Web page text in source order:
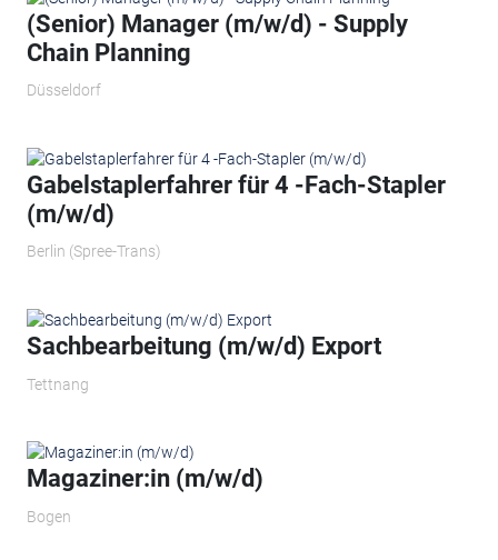
(Senior) Manager (m/w/d) - Supply
Chain Planning
Düsseldorf
Gabelstaplerfahrer für 4 -Fach-Stapler
(m/w/d)
Berlin (Spree-Trans)
Sachbearbeitung (m/w/d) Export
Tettnang
Magaziner:in (m/w/d)
Bogen